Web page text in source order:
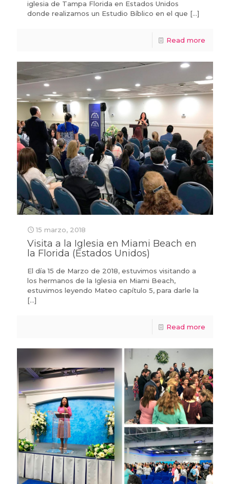
iglesia de Tampa Florida en Estados Unidos
donde realizamos un Estudio Bíblico en el que […]
Read more
15 marzo, 2018
Visita a la Iglesia en Miami Beach en
la Florida (Estados Unidos)
El día 15 de Marzo de 2018, estuvimos visitando a
los hermanos de la Iglesia en Miami Beach,
estuvimos leyendo Mateo capítulo 5, para darle la
[…]
Read more